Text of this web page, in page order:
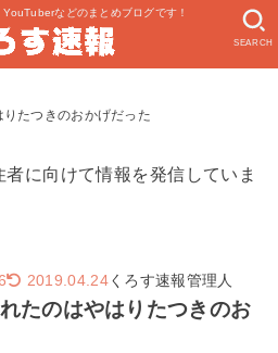
などのまとめブログです！
SEARCH
たつきのおかげだった
に向けて情報を発信していま
2019.04.24くろす速報管理人
たのはやはりたつきのお